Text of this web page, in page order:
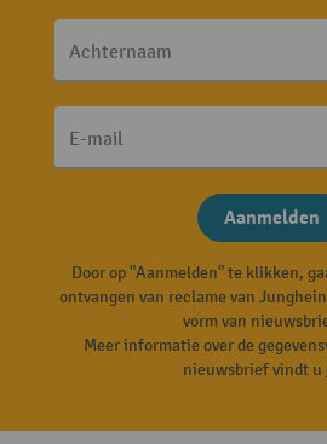
Achternaam
E-mail
Aanmelden
Door op "Aanmelden" te klikken,
ontvangen van reclame van
vorm van
Meer informatie over de
nieuwsbrief vindt u